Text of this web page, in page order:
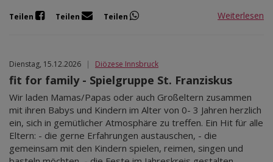
Teilen Teilen Teilen Weiterlesen
Dienstag, 15.12.2026 | Diözese Innsbruck
fit for family - Spielgruppe St. Franziskus
Wir laden Mamas/Papas oder auch Großeltern zusammen
mit ihren Babys und Kindern im Alter von 0- 3 Jahren herzlich
ein, sich in gemütlicher Atmosphäre zu treffen. Ein Hit für alle
Eltern: - die gerne Erfahrungen austauschen, - die
gemeinsam mit den Kindern spielen, reimen, singen und